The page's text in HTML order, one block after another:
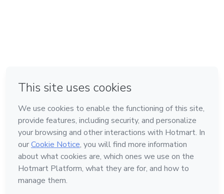
Feito com ❤ em Bogotá
Conheça a Hotmart
Idioma
Português